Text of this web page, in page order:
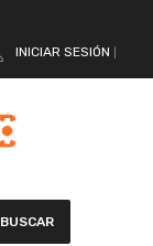
INICIAR SESIÓN
BUSCAR